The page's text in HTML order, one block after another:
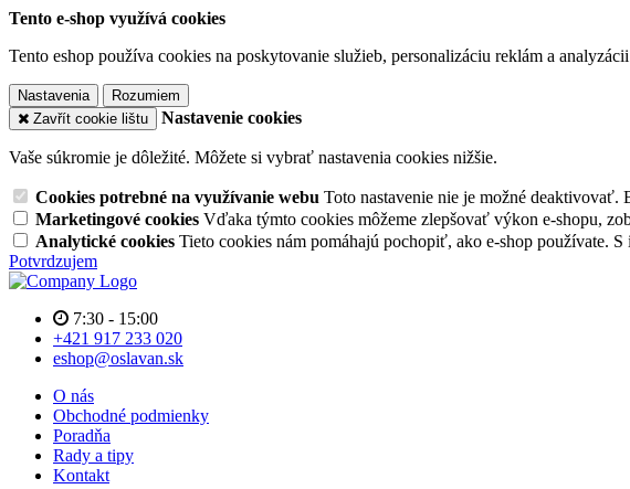
Tento e-shop využívá cookies
Tento eshop používa cookies na poskytovanie služieb, personalizáciu reklám a
Nastavenia
Rozumiem
Zavřít cookie lištu
Nastavenie cookies
Vaše súkromie je dôležité. Môžete si vybrať nastavenia cookies nižšie.
Cookies potrebné na využívanie webu Toto nastavenie nie je možné deaktivovať.
Marketingové cookies Vďaka týmto cookies môžeme zlepšovať výkon e-shopu,
Analytické cookies Tieto cookies nám pomáhajú pochopiť, ako e-shop používate.
Potvrdzujem
7:30 - 15:00
+421 917 233 020
eshop@oslavan.sk
O nás
Obchodné podmienky
Poradňa
Rady a tipy
Kontakt